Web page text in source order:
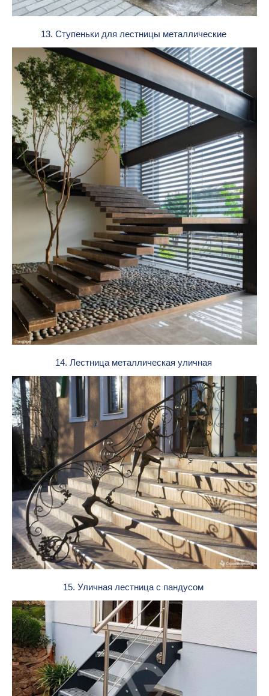
13. Ступеньки для лестницы металлические
14. Лестница металлическая уличная
15. Уличная лестница с пандусом